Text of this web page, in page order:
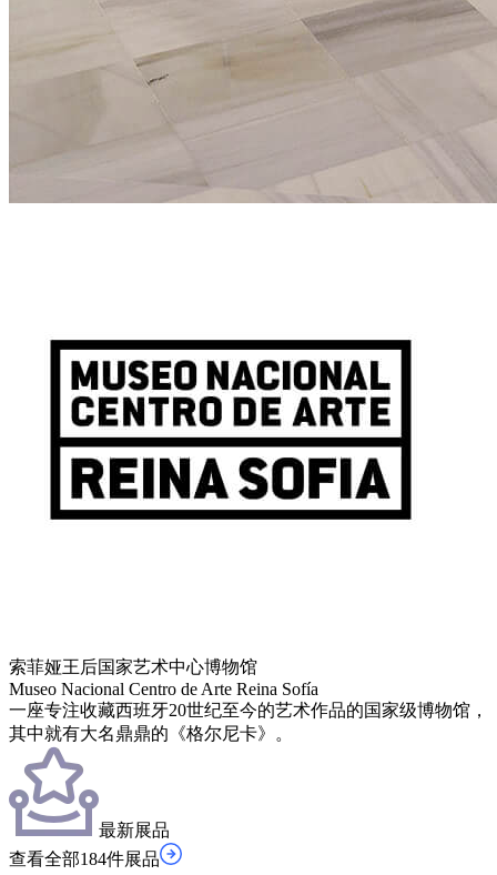
索菲娅王后国家艺术中心博物馆
Museo Nacional Centro de Arte Reina Sofía
一座专注收藏西班牙20世纪至今的艺术作品的国家级博物馆，
其中就有大名鼎鼎的《格尔尼卡》。
最新展品
查看全部184件展品